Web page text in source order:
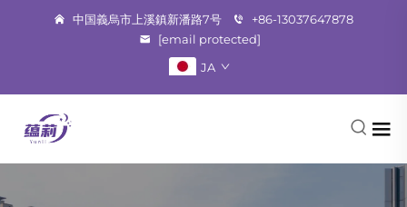
中国義烏市上溪鎮新潘路7号
+86-13037647878
[email protected]
JA